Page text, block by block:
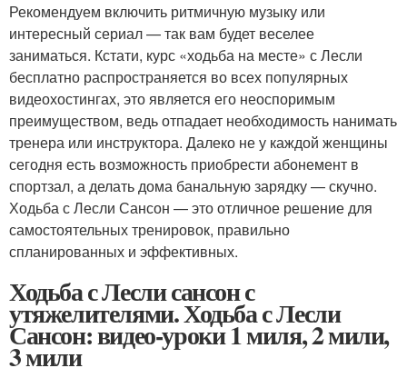
Рекомендуем включить ритмичную музыку или
интересный сериал — так вам будет веселее
заниматься. Кстати, курс «ходьба на месте» с Лесли
бесплатно распространяется во всех популярных
видеохостингах, это является его неоспоримым
преимуществом, ведь отпадает необходимость нанимать
тренера или инструктора. Далеко не у каждой женщины
сегодня есть возможность приобрести абонемент в
спортзал, а делать дома банальную зарядку — скучно.
Ходьба с Лесли Сансон — это отличное решение для
самостоятельных тренировок, правильно
спланированных и эффективных.
Ходьба с Лесли сансон с
утяжелителями. Ходьба с Лесли
Сансон: видео-уроки 1 миля, 2 мили,
3 мили